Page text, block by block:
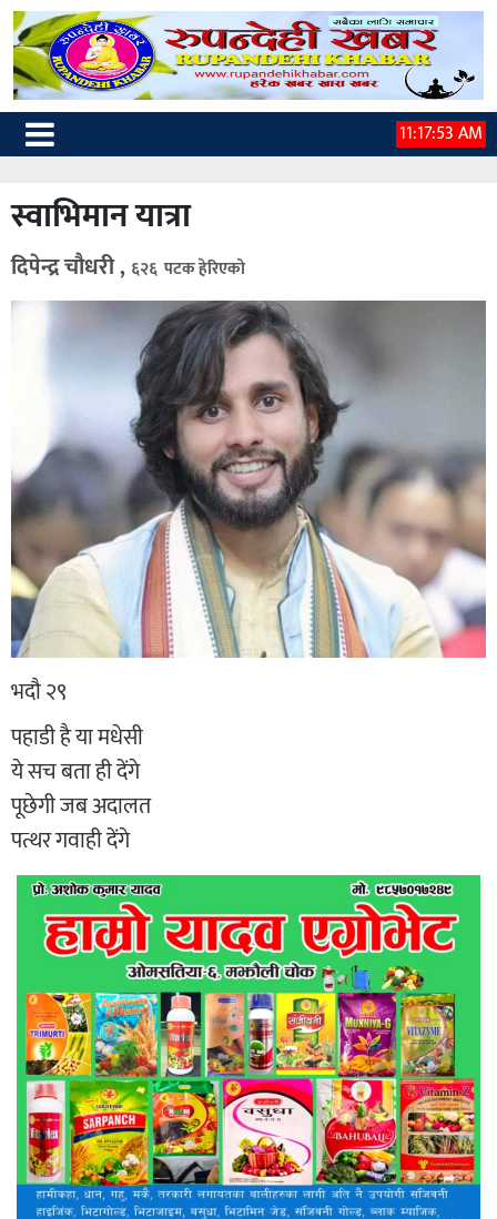
11:17:54 AM
स्वाभिमान यात्रा
दिपेन्द्र चौधरी , ६२६ पटक हेरिएको
भदौ २९
पहाडी है या मधेसी
ये सच बता ही देंगे
पूछेगी जब अदालत
पत्थर गवाही देंगे